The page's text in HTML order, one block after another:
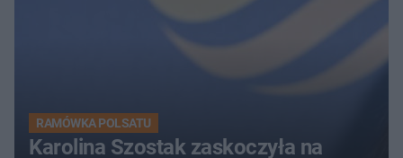
RAMÓWKA POLSATU
Karolina Szostak zaskoczyła na